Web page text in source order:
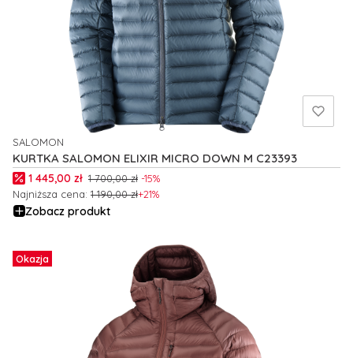
KURTKA SALOMON ELIXIR MICRO DOWN M C23393
PRODUCENT
SALOMON
Cena promocyjna
1 445,00 zł 1 700,00 zł -15%
Najniższa cena: 1 190,00 zł+21%
Zobacz produkt
Okazja